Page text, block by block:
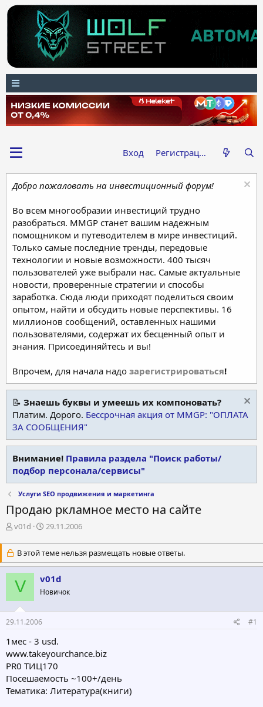
Вход Регистрация
Добро пожаловать на инвестиционный форум!
Во всем многообразии инвестиций трудно
разобраться. MMGP станет вашим надежным
помощником и путеводителем в мире инвестиций.
Только самые последние тренды, передовые
технологии и новые возможности. 400 тысяч
пользователей уже выбрали нас. Самые актуальные
новости, проверенные стратегии и способы
заработка. Сюда люди приходят поделиться своим
опытом, найти и обсудить новые перспективы. 16
миллионов сообщений, оставленных нашими
пользователями, содержат их бесценный опыт и
знания. Присоединяйтесь и вы!
Впрочем, для начала надо зарегистрироваться!
📝 Знаешь буквы и умеешь их компоновать?
Платим. Дорого. Бессрочная акция от MMGP: "ОПЛАТА
ЗА СООБЩЕНИЯ"
Внимание! Правила раздела "Поиск работы/
подбор персонала/сервисы"
Услуги SEO продвижения и маркетинга
Продаю ркламное место на сайте
А
т
о
р
т
е
м
ы
v01d
Д
т
а
н
а
ч
л
29.11.2006
В этой теме нельзя размещать новые ответы.
V v01d
Новичок
29.11.2006 #1
1мес - 3 usd.
www.takeyourchance.biz
PR0 ТИЦ170
Посешаемость ~100+/день
Тематика: Литература(книги)